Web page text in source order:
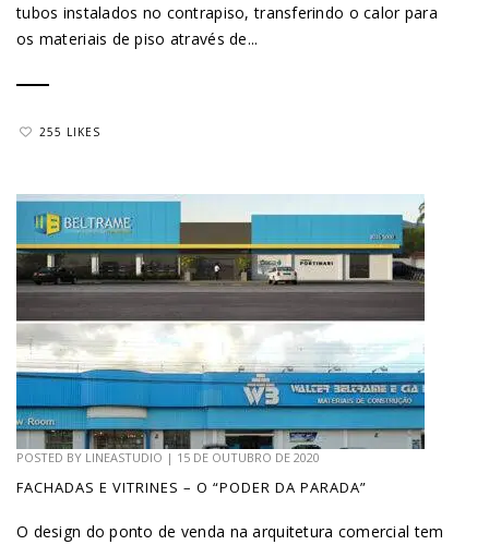
tubos instalados no contrapiso, transferindo o calor para
os materiais de piso através de...
255 LIKES
POSTED BY LINEASTUDIO | 15 DE OUTUBRO DE 2020
FACHADAS E VITRINES – O “PODER DA PARADA”
O design do ponto de venda na arquitetura comercial tem